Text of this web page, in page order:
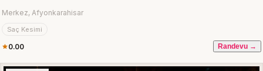
Merkez, Afyonkarahisar
Saç Kesimi
0.00 Randevu →